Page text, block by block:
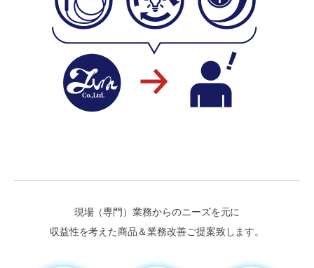
現場（専門）業務からのニーズを元に
収益性を考えた商品＆業務改善ご提案致します。